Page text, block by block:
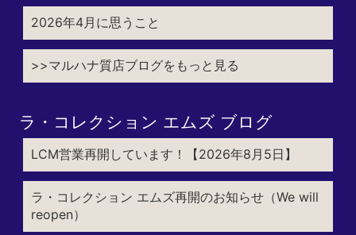
2026年4月に思うこと
>>マルハナ質店ブログをもっと見る
ラ・コレクション エムズ ブログ
LCM営業再開しています！【2026年8月5日】
ラ・コレクション エムズ再開のお知らせ（We will
reopen）